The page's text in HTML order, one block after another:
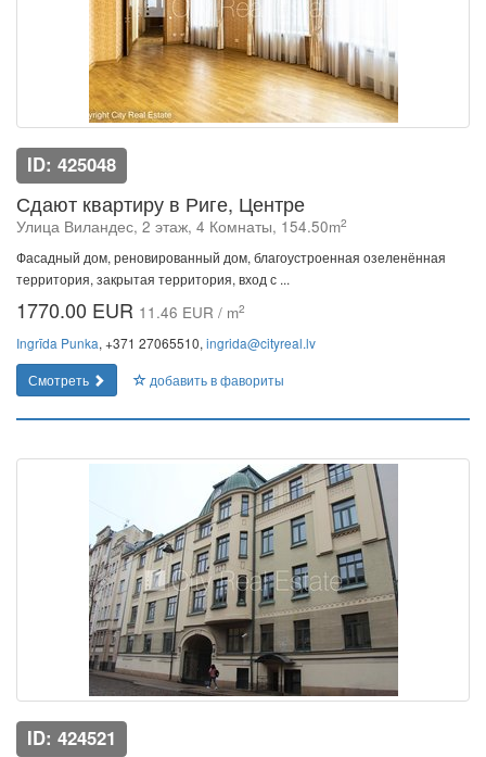
ID: 425048
Сдают квартиру в Риге, Центре
Улица Виландес, 2 этаж, 4 Комнаты, 154.50m2
Фасадный дом, реновированный дом, благоустроенная озеленённая
территория, закрытая территория, вход с ...
1770.00 EUR 11.46 EUR / m2
Ingrīda Punka, +371 27065510, ingrida@cityreal.lv
Смотреть
добавить в фавориты
ID: 424521